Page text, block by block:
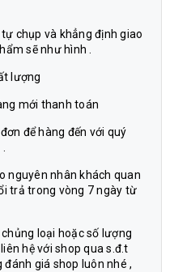
chụp và khẳng định giao
sẽ như hình .
lượng
mới thanh toán
để hàng đến với quý
nguyên nhân khách quan
trả trong vòng 7 ngày từ
loại hoặc số lượng
hệ với shop qua s.đ.t
giá shop luôn nhé ,